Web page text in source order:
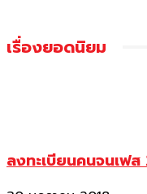
เรื่องยอดนิยม
ลงทะเบียนคนจนเฟส